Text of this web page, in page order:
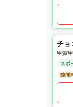
チョ
甲賀
スポ
隙間